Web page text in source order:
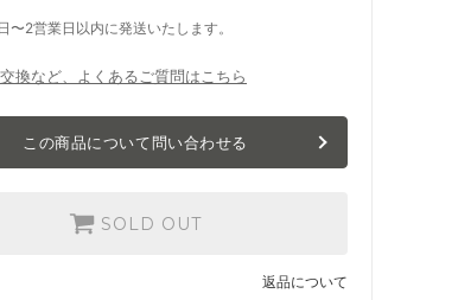
〜2営業日以内に発送いたします。
換など、よくあるご質問はこちら
この商品について問い合わせる
SOLD OUT
返品について